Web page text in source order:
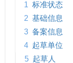
1 标准状态
2 基础信息
3 备案信息
4 起草单位
5 起草人